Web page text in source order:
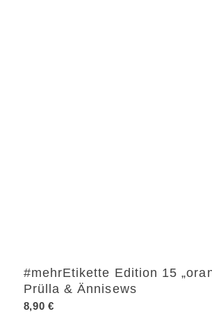
#mehrEtikette Edition 15
Prülla & Ännisews
8,90 €